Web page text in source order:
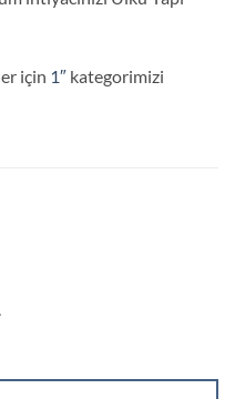
için 1″ kategorimizi